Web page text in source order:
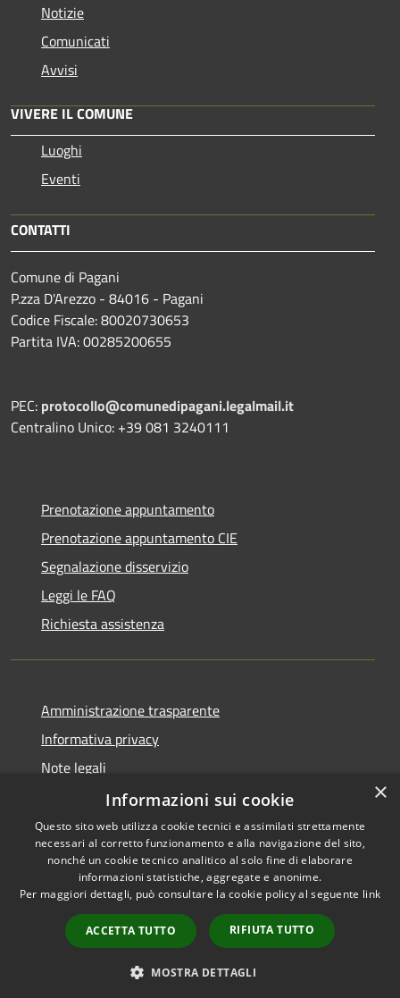
Notizie
Comunicati
Avvisi
VIVERE IL COMUNE
Luoghi
Eventi
CONTATTI
Comune di Pagani
P.zza D'Arezzo - 84016 - Pagani
Codice Fiscale: 80020730653
Partita IVA: 00285200655
PEC: protocollo@comunedipagani.legalmail.it
Centralino Unico: +39 081 3240111
Prenotazione appuntamento
Prenotazione appuntamento CIE
Segnalazione disservizio
Leggi le FAQ
Richiesta assistenza
Amministrazione trasparente
Informativa privacy
Note legali
Dichiarazione di accessibilità
RSS
Accessibilità
Copyright © 2026 • Comune di
Municipium•
Accesso
redazione
×
Informazioni sui cookie
Questo sito web utilizza cookie tecnici e assimilati strettamente
necessari al corretto funzionamento e alla navigazione del sito,
nonché un cookie tecnico analitico al solo fine di elaborare
informazioni statistiche, aggregate e anonime.
Per maggiori dettagli, può consultare la cookie policy al seguente link
ACCETTA TUTTO RIFIUTA TUTTO
MOSTRA DETTAGLI